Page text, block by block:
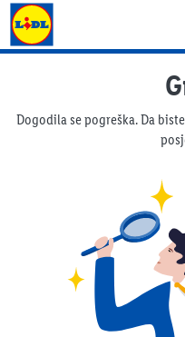
Lidl katalog
Dogodila se pogreška. Da